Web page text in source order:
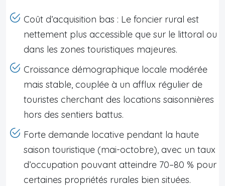
Coût d’acquisition bas : Le foncier rural est
nettement plus accessible que sur le littoral ou
dans les zones touristiques majeures.
Croissance démographique locale modérée
mais stable, couplée à un afflux régulier de
touristes cherchant des locations saisonnières
hors des sentiers battus.
Forte demande locative pendant la haute
saison touristique (mai-octobre), avec un taux
d’occupation pouvant atteindre 70–80 % pour
certaines propriétés rurales bien situées.